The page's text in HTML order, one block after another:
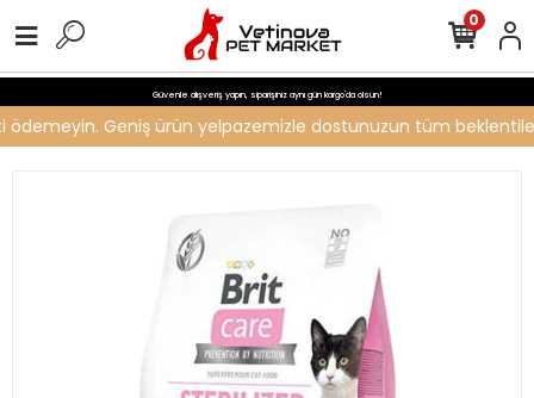
Güvenle alışveriş yapın, siparişiniz aynı gün kargo'da olsun!
Geniş ürün yelpazemizle dostunuzun tüm
0